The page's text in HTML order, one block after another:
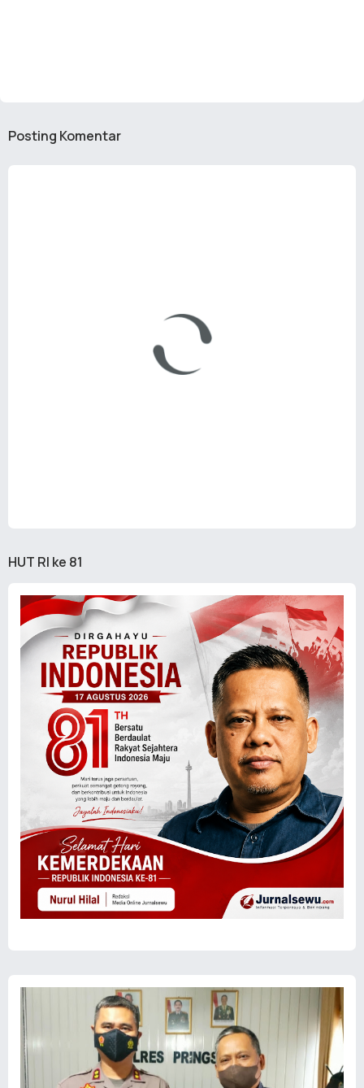
Posting Komentar
HUT RI ke 81